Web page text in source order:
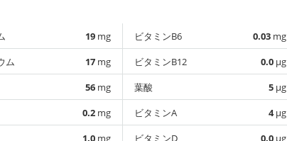
19 mg
ム
17 mg
56 mg
0.2 mg
1.0 mg
ビタミンB6 0.03 mg
ビタミンB12
0.0 µg
葉酸
5 µg
ビタミンA
4µg
ビタミンD
0.0 µg